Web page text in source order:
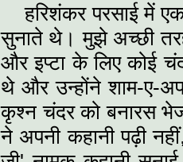
हरिशंकर परसाई में
सुनाते थे। मुझे अच्‍छी
और इप्‍टा के लिए कोई
थे और उन्‍होंने शाम-ए-
कृश्‍न चंदर को बनारस
ने अपनी कहानी पढ़ी